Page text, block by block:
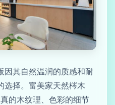
因其自然温润的质感和耐
选择。富美家天然梣木
的木纹理、色彩的细节